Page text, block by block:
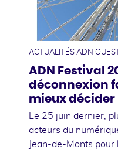
ACTUALITÉS ADN OUEST
ADN Festival
déconnexion
mieux décider
Le 25 juin dernier,
acteurs du
Jean-de-Monts